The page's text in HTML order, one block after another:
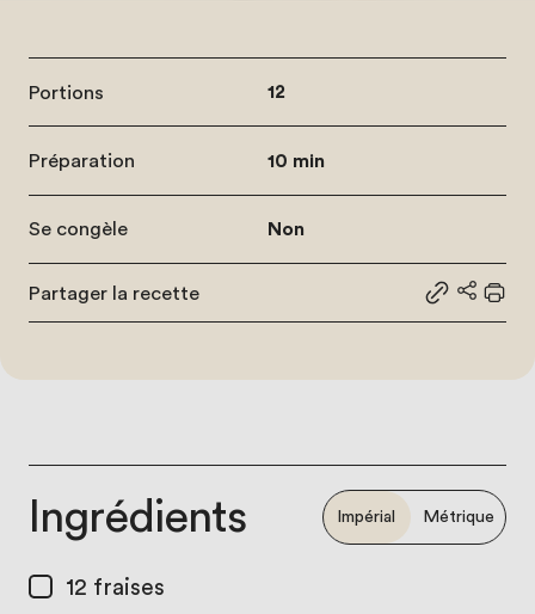
Portions 12
Préparation 10 min
Se congèle Non
Partager la recette
Partager
Ingrédients Impérial Métrique
12 fraises